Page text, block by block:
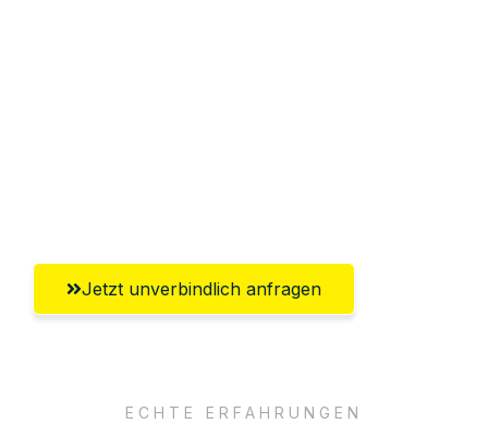
Jetzt unverbindlich anfragen
ECHTE ERFAHRUNGEN